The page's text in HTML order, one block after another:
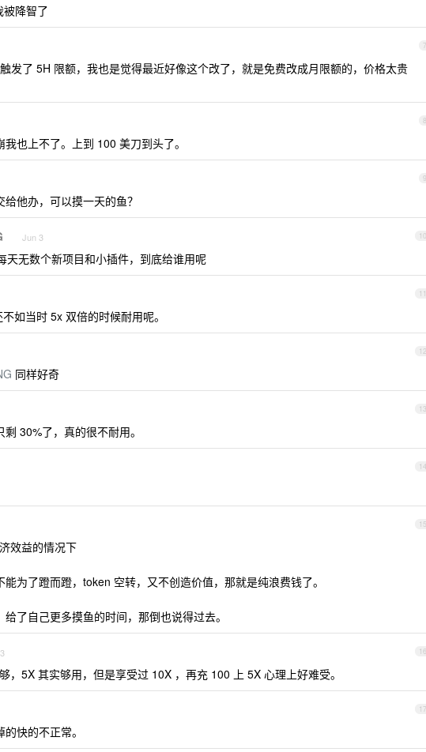
降智了
7
发了 5H 限额，我也是觉得最近好像这个改了，就是免费改成月限额的，价格太贵
8
也上不了。上到 100 美刀到头了。
9
他办，可以摸一天的鱼？
10
Jun 3
天无数个新项目和小插件，到底给谁用呢
11
如当时 5x 双倍的时候耐用呢。
12
同样好奇
13
30%了，真的很不耐用。
14
15
效益的情况下
为了蹬而蹬，token 空转，又不创造价值，那就是纯浪费钱了。
了自己更多摸鱼的时间，那倒也说得过去。
16
，5X 其实够用，但是享受过 10X ，再充 100 上 5X 心理上好难受。
17
快的不正常。